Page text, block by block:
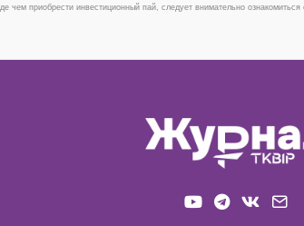
чем приобрести инвестиционный пай, следует внимательно